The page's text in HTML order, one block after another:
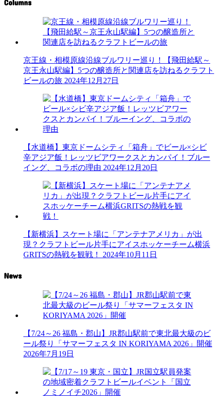
Columns
京王線・相模原線沿線ブルワリー巡り！【飛田給駅～
京王永山駅編】5つの醸造所と関連店を訪ねるクラフト
ビールの旅 2024年12月27日
【水道橋】東京ドームシティ「箱舟」でビール×シビ
辛アジア飯！レッツビアワークスとカンパイ！ブルー
イング、コラボの理由 2024年12月20日
【新横浜】スケート場に「アンテナアメリカ」が出
現？クラフトビール片手にアイスホッケーチーム横浜
GRITSの熱戦を観戦！
2024年10月11日
News
【7/24～26 福島・郡山】JR郡山駅前で東北最大級のビ
ール祭り「サマーフェスタ IN KORIYAMA 2026」開催
2026年7月19日